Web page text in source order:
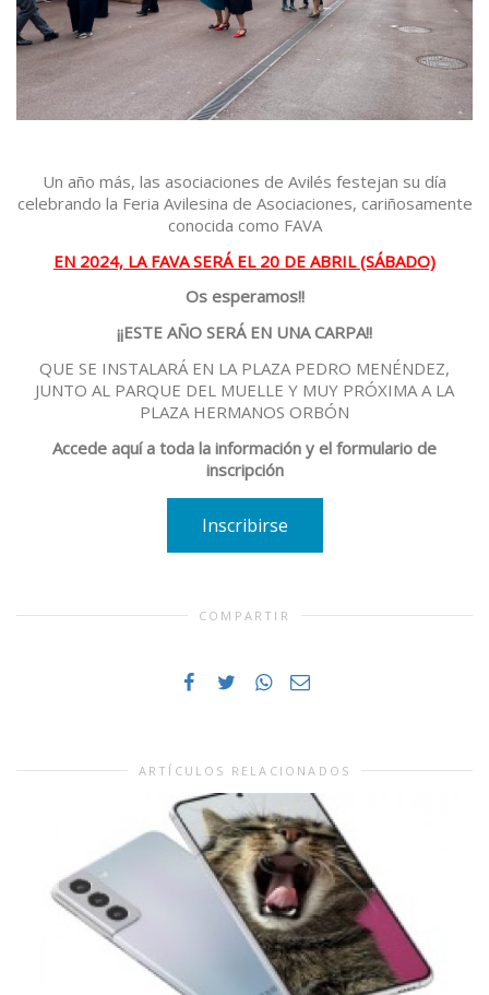
Un año más, las asociaciones de Avilés festejan su día
celebrando la Feria Avilesina de Asociaciones, cariñosamente
conocida como FAVA
EN 2024, LA FAVA SERÁ EL 20 DE ABRIL (SÁBADO)
Os esperamos!!
¡¡ESTE AÑO SERÁ EN UNACARPA!!
QUE SE INSTALARÁ EN LA PLAZA PEDRO MENÉNDEZ,
JUNTO AL PARQUE DEL MUELLE Y MUY PRÓXIMA A LA
PLAZA HERMANOS ORBÓN
Accede aquí a toda la información y el formulario de
inscripción
Inscribirse
COMPARTIR
ARTÍCULOS RELACIONADOS